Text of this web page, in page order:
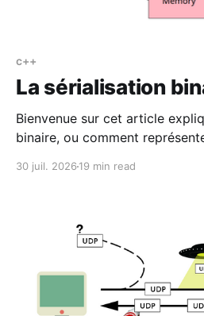
c++
La sérialisation
Bienvenue sur cet article
binaire, ou comment
ordinateurs peuvent comprendre. Cet article est
probablement déjà
30 juil. 2026 19 min read